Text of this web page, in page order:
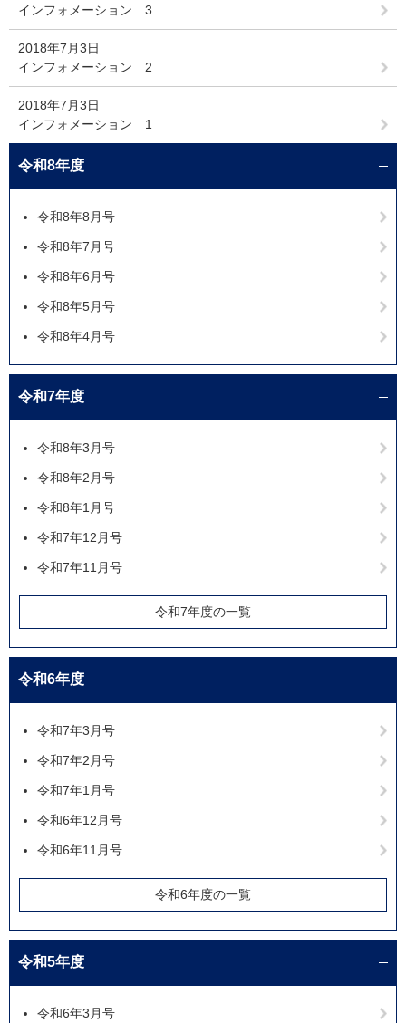
インフォメーション 3
2018年7月3日
インフォメーション 2
2018年7月3日
インフォメーション 1
令和8年度
令和8年8月号
令和8年7月号
令和8年6月号
令和8年5月号
令和8年4月号
令和7年度
令和8年3月号
令和8年2月号
令和8年1月号
令和7年12月号
令和7年11月号
令和7年度の一覧
令和6年度
令和7年3月号
令和7年2月号
令和7年1月号
令和6年12月号
令和6年11月号
令和6年度の一覧
令和5年度
令和6年3月号